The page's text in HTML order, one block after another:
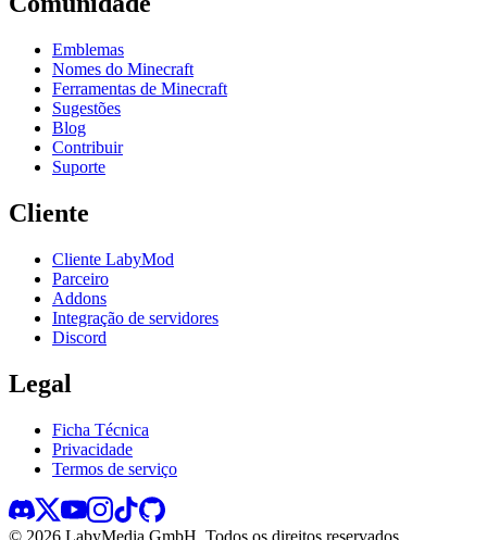
Emblemas
Nomes do Minecraft
Ferramentas de Minecraft
Sugestões
Blog
Contribuir
Suporte
Cliente
Cliente LabyMod
Parceiro
Addons
Integração de servidores
Discord
Legal
Ficha Técnica
Privacidade
Termos de serviço
© 2026 LabyMedia GmbH. Todos os direitos reservados.